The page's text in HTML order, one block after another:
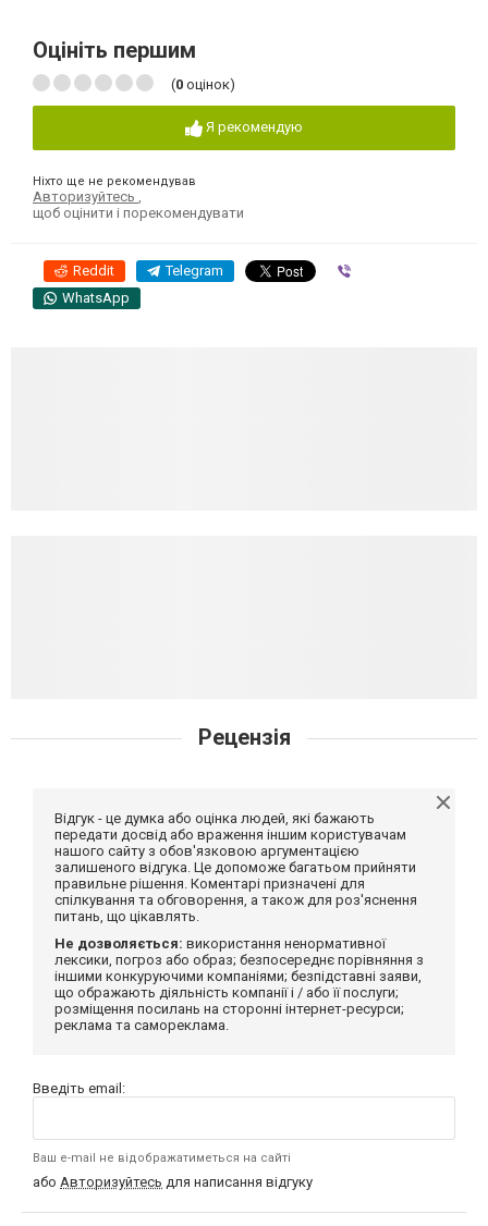
Оцініть першим
(0 оцінок)
Я рекомендую
Ніхто ще не рекомендував
Авторизуйтесь
щоб оцінити і порекомендувати
Reddit Telegram
WhatsApp
Рецензія
Відгук - це думка або оцінка людей, які бажають
передати досвід або враження іншим користувачам
нашого сайту з обов'язковою аргументацією
залишеного відгука. Це допоможе багатьом прийняти
правильне рішення. Коментарі призначені для
спілкування та обговорення, а також для роз'яснення
питань, що цікавлять.
Не дозволяється: використання ненормативної
лексики, погроз або образ; безпосереднє порівняння з
іншими конкуруючими компаніями; безпідставні заяви,
що ображають діяльність компанії і / або її послуги;
розміщення посилань на сторонні інтернет-ресурси;
реклама та самореклама.
Введіть email:
Ваш e-mail не відображатиметься на сайті
або Авторизуйтесь для написання відгуку